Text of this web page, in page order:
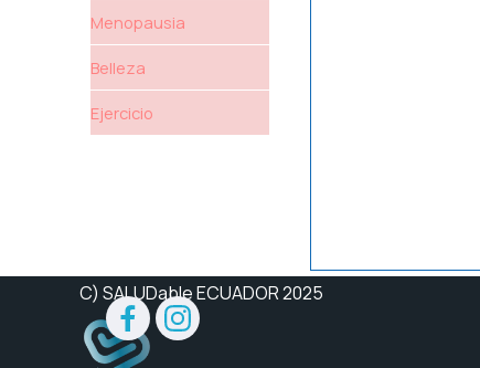
Menopausia
Belleza
Ejercicio
C) SALUDable ECUADOR 2025